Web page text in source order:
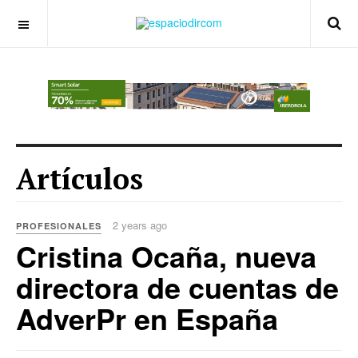
Artículos
PROFESIONALES 2 years ago
Cristina Ocaña, nueva
directora de cuentas de
AdverPr en España